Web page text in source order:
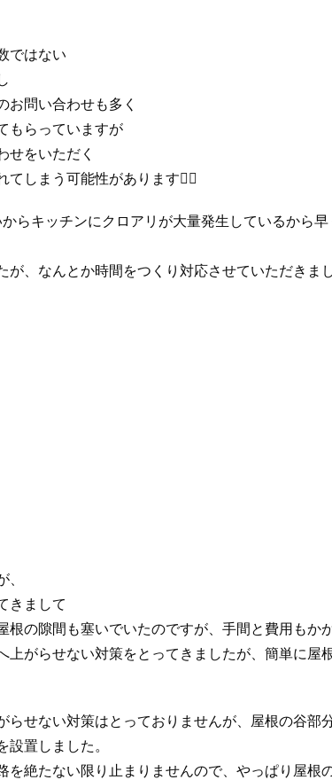
ではない
お問い合わせも多く
もらっていますが
せをいただく
てしまう可能性があります🙇‍♂️
らキッチンにクロアリが大量発生しているから
が、なんとか時間をつくり対応させていただきま
、
きまして
根の隙間も塞いでいたのですが、手間と費用もか
上がらせない対策をとってきましたが、簡単に屋
らせない対策はとっておりませんが、屋根の谷部
設置しました。
を絶たない限り止まりませんので、やっぱり屋根